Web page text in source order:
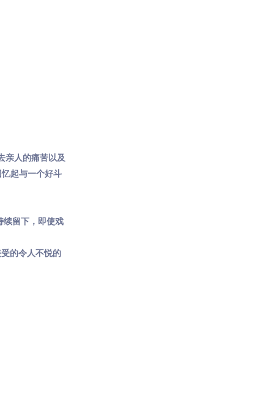
亲人的痛苦以及
起与一个好斗
续留下，即使戏
的令人不悦的